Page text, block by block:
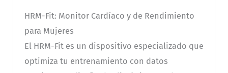
HRM-Fit: Monitor Cardíaco y de Rendimiento
para Mujeres
El HRM-Fit es un dispositivo especializado que
optimiza tu entrenamiento con datos